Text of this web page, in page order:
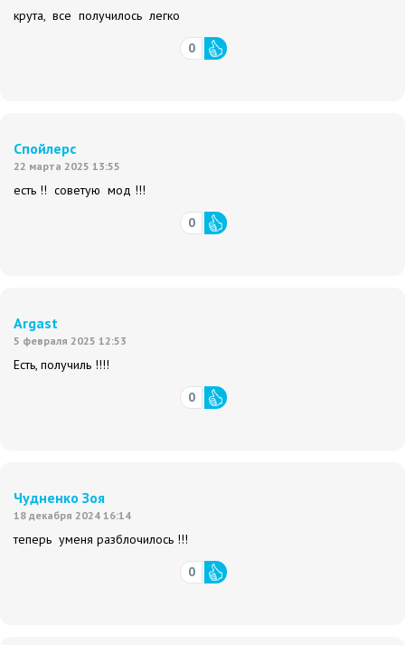
крута, все получилось легко
0
Спойлерс
22 марта 2025 13:55
есть !! советую мод !!!
0
Argast
5 февраля 2025 12:53
Есть, получиль !!!!
0
Чудненко Зоя
18 декабря 2024 16:14
теперь уменя разблочилось !!!
0